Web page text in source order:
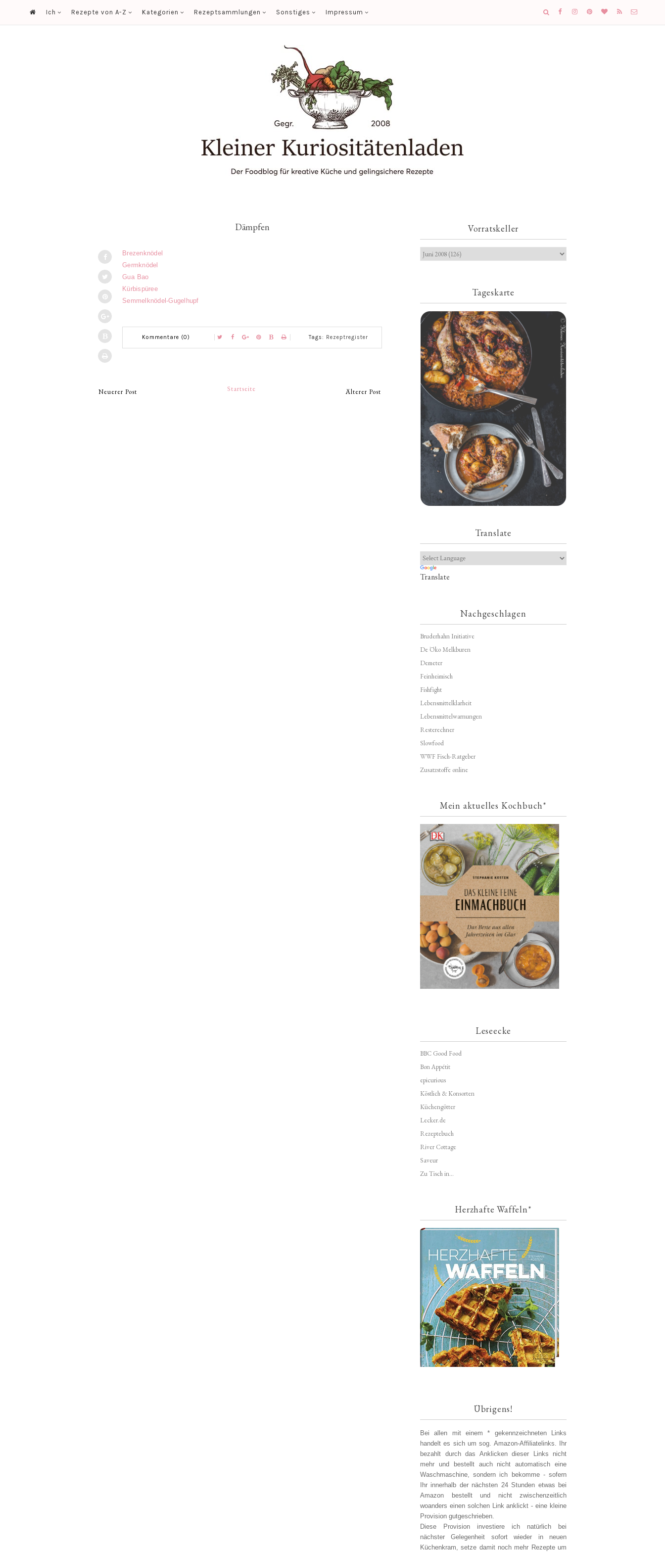
Ich Rezepte von A-Z Kategorien Rezeptsammlungen Sonstiges Impressum
Dämpfen
Brezenknödel
Germknödel
Gua Bao
Kürbispüree
Semmelknödel-Gugelhupf
Kommentare (0) Tags: Rezeptregister
Neuerer Post Älterer Post
Startseite
Vorratskeller
Tageskarte
Geschmorte Hähnchenschenkel auf
Paprikakraut und kleinen Kartoffeln
Translate
Translate
Nachgeschlagen
Bruderhahn Initiative
De Öko Melkburen
Demeter
Feinheimisch
Fishfight
Lebensmittelklarheit
Lebensmittelwarnungen
Resterechner
Slowfood
WWF Fisch-Ratgeber
Zusatzstoffe online
Mein aktuelles Kochbuch*
Leseecke
BBC Good Food
Bon Appétit
epicurious
Köstlich & Konsorten
Küchengötter
Lecker.de
Rezeptebuch
River Cottage
Saveur
Zu Tisch in...
Herzhafte Waffeln*
Übrigens!
Bei allen mit einem * gekennzeichneten Links
handelt es sich um sog. Amazon-Affiliatelinks. Ihr
bezahlt durch das Anklicken dieser Links nicht
mehr und bestellt auch nicht automatisch eine
Waschmaschine, sondern ich bekomme - sofern
Ihr innerhalb der nächsten 24 Stunden etwas bei
Amazon bestellt und nicht zwischenzeitlich
woanders einen solchen Link anklickt - eine kleine
Provision gutgeschrieben.
Diese Provision investiere ich natürlich bei
nächster Gelegenheit sofort wieder in neuen
Küchenkram, setze damit noch mehr Rezepte um